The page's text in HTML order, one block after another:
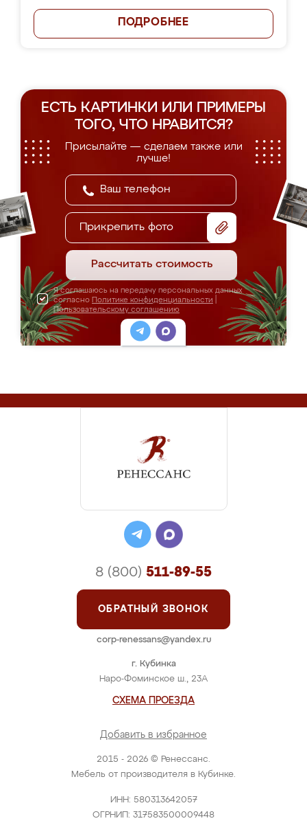
ПОДРОБНЕЕ
ЕСТЬ КАРТИНКИ ИЛИ ПРИМЕРЫ
ТОГО, ЧТО НРАВИТСЯ?
Присылайте — сделаем также или
лучше!
Прикрепить фото
Рассчитать стоимость
Я соглашаюсь на передачу персональных данных
согласно Политике конфиденциальности
Пользовательскому соглашению
2015 - 2026 © Ренессанс.
Мебель от производителя в Кубинке.
ИНН: 580313642057
ОГРНИП: 317583500009448
г. Кубинка
Наро-Фоминское ш., 23А
СХЕМА ПРОЕЗДА
Добавить в избранное
8 (800) 511-89-55
ОБРАТНЫЙ ЗВОНОК
corp-renessans@yandex.ru